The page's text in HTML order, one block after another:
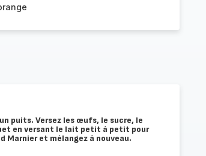
puits. Versez les œufs, le sucre, le
en versant le lait petit à petit pour
Marnier et mélangez à nouveau.